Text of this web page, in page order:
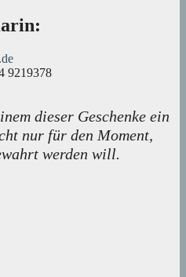
9219378
dieser Geschenke ein
nur für den Moment,
werden will.